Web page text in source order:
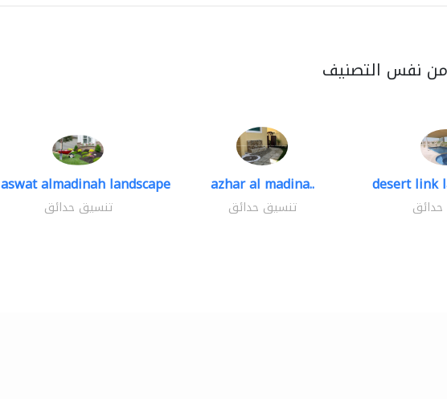
من نفس التصنيف
aswat almadinah landscape
تنسيق حدائق
azhar al madina..
تنسيق حدائق
desert link